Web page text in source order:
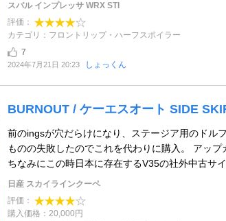
スバル インプレッサ WRX STI
評価：
カテゴリ：フロントリップ・ハーフスポイラー
7
2024年7月21日 20:23 しょっくん
BURNOUT / ケーエスオート SIDE
前のingsが穴だらけになり、ステージア用のドル
ものの失敗したのでこれを代わりに購入。 アップ
ちなみにこの時日本に存在するV35の社外中古サイ
日産 スカイラインクーペ
評価：
購入価格：20,000円